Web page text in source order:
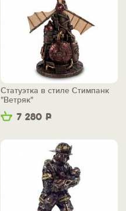
7 280 Р
Статуэтка в стиле Стимпанк
"Ветряк"